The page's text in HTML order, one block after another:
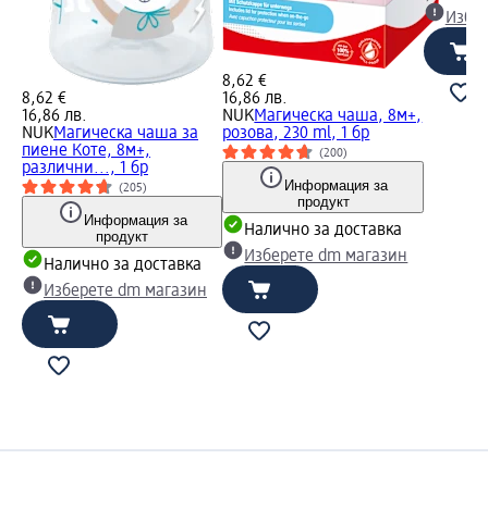
8,62 €
16,86 лв.
NUKМагическа чашa за
пиене Коте, 8м+,
различни..., 1 бр
(205)
Информация за
продукт
Налично за доставка
Изберете dm магазин
8,62 €
16,86 лв.
NUKМагическа чаша, 8м+,
розова, 230 ml, 1 бр
(200)
Информация за
продукт
Налично за доставка
Изберете dm магазин